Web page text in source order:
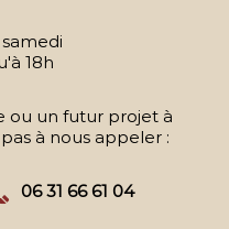
18h
ou un futur projet à
à nous appeler :
06 31 66 61 04